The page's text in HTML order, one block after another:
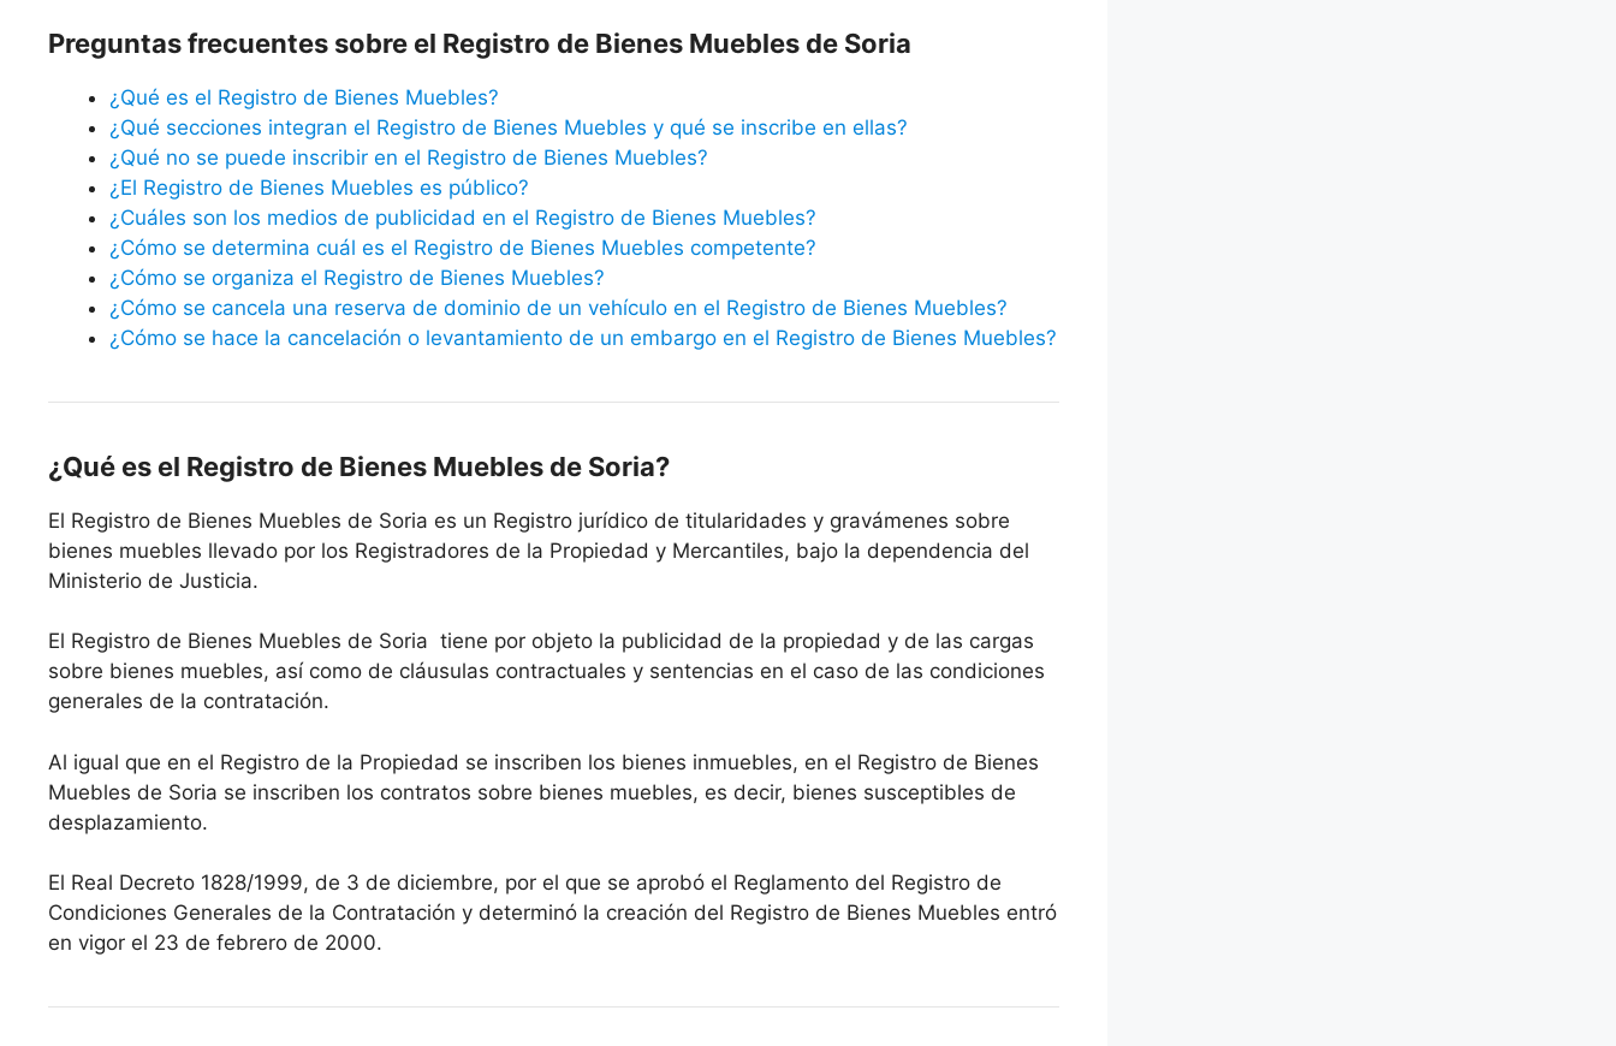
Preguntas frecuentes sobre el Registro de Bienes Muebles de Soria
¿Qué es el Registro de Bienes Muebles?
¿Qué secciones integran el Registro de Bienes Muebles y qué se inscribe en ellas?
¿Qué no se puede inscribir en el Registro de Bienes Muebles?
¿El Registro de Bienes Muebles es público?
¿Cuáles son los medios de publicidad en el Registro de Bienes Muebles?
¿Cómo se determina cuál es el Registro de Bienes Muebles competente?
¿Cómo se organiza el Registro de Bienes Muebles?
¿Cómo se cancela una reserva de dominio de un vehículo en el Registro de Bienes Muebles?
¿Cómo se hace la cancelación o levantamiento de un embargo en el Registro de Bienes Muebles?
¿Qué es el Registro de Bienes Muebles de Soria?
El Registro de Bienes Muebles de Soria es un Registro jurídico de titularidades y gravámenes sobre
bienes muebles llevado por los Registradores de la Propiedad y Mercantiles, bajo la dependencia del
Ministerio de Justicia.
El Registro de Bienes Muebles de Soria tiene por objeto la publicidad de la propiedad y de las cargas
sobre bienes muebles, así como de cláusulas contractuales y sentencias en el caso de las condiciones
generales de la contratación.
Al igual que en el Registro de la Propiedad se inscriben los bienes inmuebles, en el Registro de Bienes
Muebles de Soria se inscriben los contratos sobre bienes muebles, es decir, bienes susceptibles de
desplazamiento.
El Real Decreto 1828/1999, de 3 de diciembre, por el que se aprobó el Reglamento del Registro de
Condiciones Generales de la Contratación y determinó la creación del Registro de Bienes Muebles entró
en vigor el 23 de febrero de 2000.